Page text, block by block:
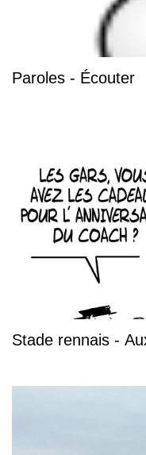
Paroles - Écouter
Stade rennais -